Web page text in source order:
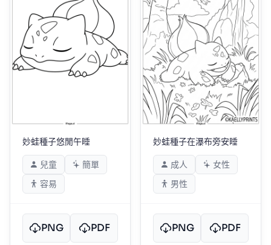
妙蛙種子悠閒午睡
兒童
簡單
容易
PNG PDF
妙蛙種子在瀑布旁安睡
成人
女性
男性
PNG PDF